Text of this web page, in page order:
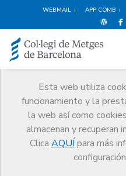
WEBMAIL APP COMB
Esta web utiliza
funcionamiento y la
la web así como
almacenan y recuperan
Clica AQUÍ para más
Noticias
Comunicación
Noticias
El seguro gratuito de UNESPA
afectados por la COVID-19 y